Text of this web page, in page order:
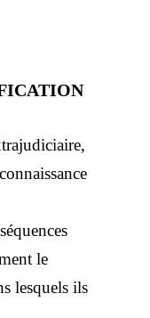
le
lesquels ils